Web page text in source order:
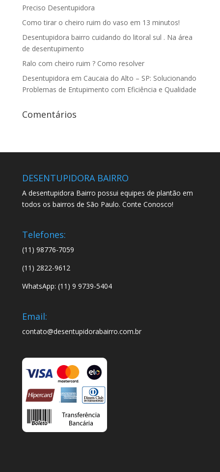
Preciso Desentupidora
Como tirar o cheiro ruim do vaso em 13 minutos!
Desentupidora bairro cuidando do litoral sul . Na área
de desentupimento
Ralo com cheiro ruim ? Como resolver
Desentupidora em Caucaia do Alto – SP: Solucionando
Problemas de Entupimento com Eficiência e Qualidade
Comentários
DESENTUPIDORA BAIRRO
A desentupidora Bairro possui equipes de plantão em
todos os bairros de São Paulo. Conte Conosco!
Telefones:
(11) 98776-7059
(11) 2822-9612
WhatsApp: (11) 9 9739-5404
Email:
contato@desentupidorabairro.com.br